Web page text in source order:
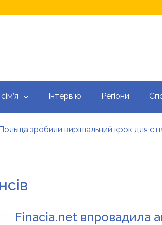
Інтерв’ю Регіони
Польща зробили вирішальний крок для
Козловський показав рідкісне
Finacia.net впровадила